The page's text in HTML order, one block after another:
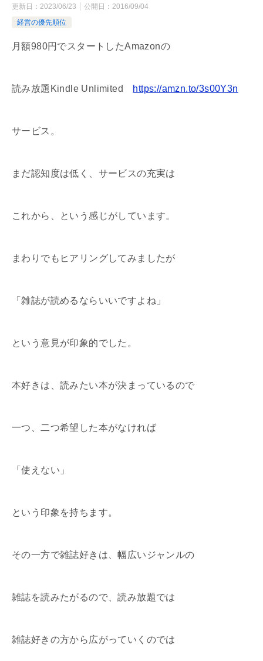
更新日： 2023/06/23 公開日： 2016/09/04
経営の優先順位
月額980円でスタートしたAmazonの
読み放題Kindle Unlimited https://amzn.to/3s00Y3n
サービス。
まだ認知度は低く、サービスの充実は
これから、という感じがしています。
まわりでもヒアリングしてみましたが
「雑誌が読めるならいいですよね」
という意見が印象的でした。
本好きは、読みたい本が決まっているので
一つ、二つ希望した本がなければ
「使えない」
という印象を持ちます。
その一方で雑誌好きは、幅広いジャンルの
雑誌を読みたがるので、読み放題では
雑誌好きの方から広がっていくのでは